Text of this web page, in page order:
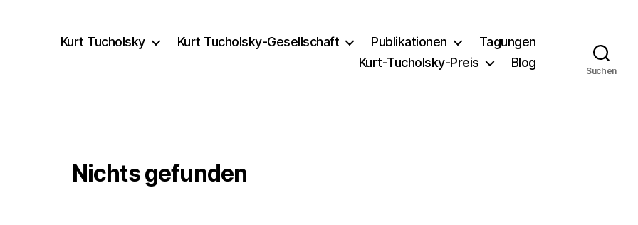
Kurt Tucholsky Kurt Tucholsky-Gesellschaft Publikationen
Tagungen
Kurt-Tucholsky-Preis
Blog
Suchen
Nichts gefunden